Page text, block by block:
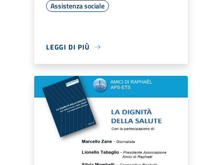
Assistenza sociale
LEGGI DI PIÙ